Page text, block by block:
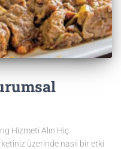
Hizmeti Alın Hiç
üzerinde nasıl bir etki